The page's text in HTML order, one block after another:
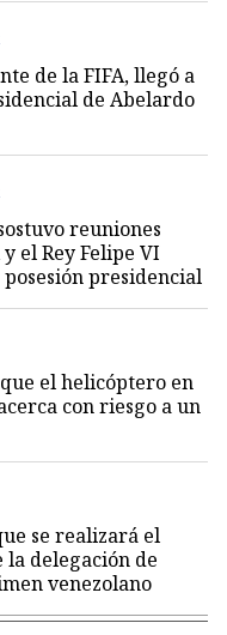
de la FIFA, llegó a
de Abelardo
reuniones
el Rey Felipe VI
presidencial
el helicóptero en
con riesgo a un
se realizará el
delegación de
venezolano